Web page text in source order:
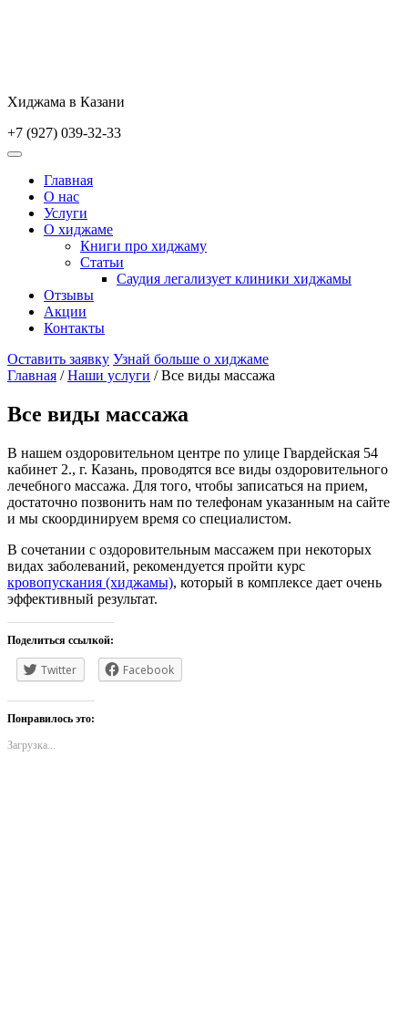
Хиджама в Казани
+7 (927) 039-32-33
Главная
О нас
Услуги
О хиджаме
Книги про хиджаму
Статьи
Саудия легализует клиники хиджамы
Отзывы
Акции
Контакты
Оставить заявку Узнай больше о хиджаме
Главная /Наши услуги /Все виды массажа
Все виды массажа
В нашем оздоровительном центре по улице Гвардейская 54
кабинет 2., г. Казань, проводятся все виды оздоровительного
лечебного массажа. Для того, чтобы записаться на прием,
достаточно позвонить нам по телефонам указанным на сайте
и мы скоординируем время со специалистом.
В сочетании с оздоровительным массажем при некоторых
видах заболеваний, рекомендуется пройти курс
кровопускания (хиджамы), который в комплексе дает очень
эффективный результат.
Поделиться ссылкой:
Twitter Facebook
Понравилось это:
Загрузка...